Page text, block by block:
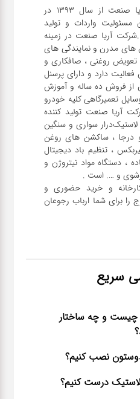
شرکت تجهیزات تعمیرگاهی آریا صنعت از سال ۱۳۹۳ در
واردات و تولید
آریا صنعت در زمینه
مدرن و نمایندگی های
تعویض روغنی ، صافکاری و
دارد و دارای پرسنل
فروش ده ساله و آموزش
تعمیرگاهی کلیه خودرو
آریا صنعت تولید کننده
لاستیک‌درار سواری و ‌سنگین
درجا ، ساکشن های روغن
، تنظیم باد دیجیتال
، دستگاه مواد نیتروژن و
و خرید حضوری و
را برای شما ارباب رجوعان
سریع
و چه ساختار
نصب کنیم؟
درست کنیم؟